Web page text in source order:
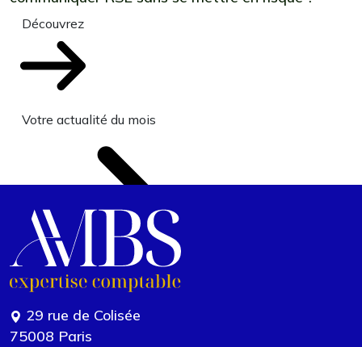
Découvrez
Votre actualité du mois
29 rue de Colisée
75008 Paris